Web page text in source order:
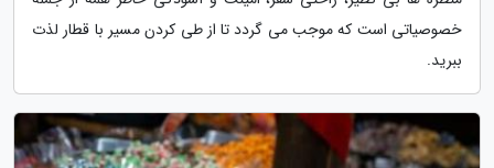
خصوصیاتی است که موجب می گردد تا از طی کردن مسیر با قطار لذت
ببرید.